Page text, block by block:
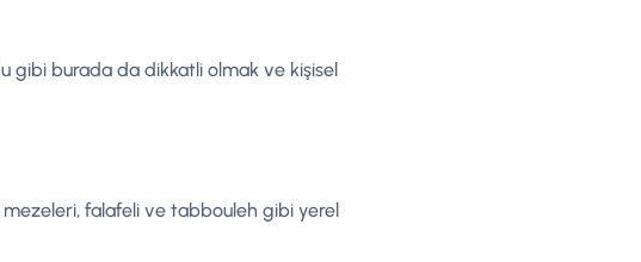
gibi burada da dikkatli olmak ve kişisel
mezeleri, falafeli ve tabbouleh gibi yerel